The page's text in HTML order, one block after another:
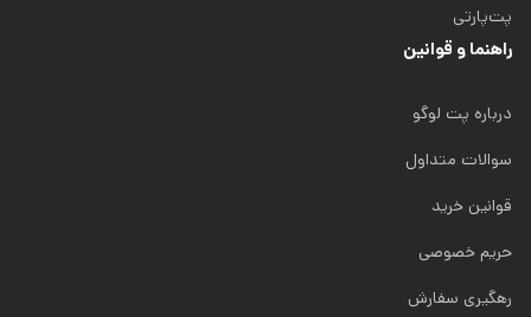
پت‌پارتی
راهنما و قوانین
درباره پت لوگو
سوالات متداول
قوانین خرید
حریم خصوصی
رهگیری سفارش